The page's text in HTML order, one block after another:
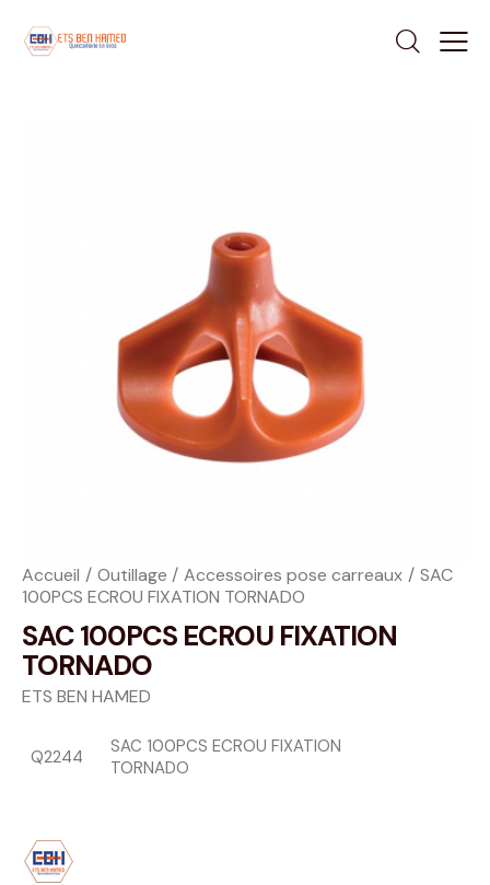
Accueil Outillage Accessoires pose carreaux
SAC
100PCS ECROU FIXATION TORNADO
SAC 100PCS ECROU FIXATION
TORNADO
ETS BEN HAMED
Q2244
SAC 100PCS ECROU FIXATION
TORNADO